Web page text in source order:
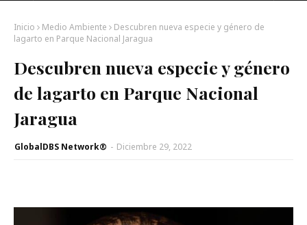
Inicio Medio Ambiente
Descubren nueva especie y género de
lagarto en Parque Nacional Jaragua
Descubren nueva especie y género
de lagarto en Parque Nacional
Jaragua
GlobalDBS Network® - Diciembre 29, 2022